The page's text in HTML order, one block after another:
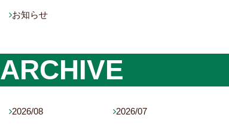
お知らせ
ARCHIVE
2026/08 2026/07